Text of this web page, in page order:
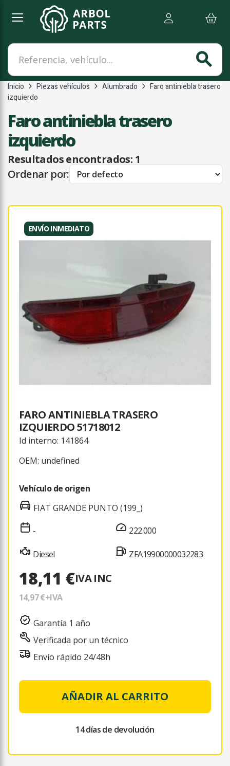
Referencia, vehículo...
search
Inicio Piezas vehículos Alumbrado
Faro antiniebla trasero
izquierdo
Faro antiniebla trasero
izquierdo
Resultados encontrados: 1
Ordenar por:
ENVÍO INMEDIATO
FARO ANTINIEBLA TRASERO
IZQUIERDO 51718012
Id interno: 141864
OEM: undefined
Vehículo de origen
FIAT GRANDE PUNTO (199_)
-
Diesel
222.000
ZFA19900000032283
18,11 €IVA INC
14,97 €+IVA
Garantía 1 año
Verificada por un técnico
Envío rápido 24/48h
AÑADIR AL CARRITO
14 días de devolución